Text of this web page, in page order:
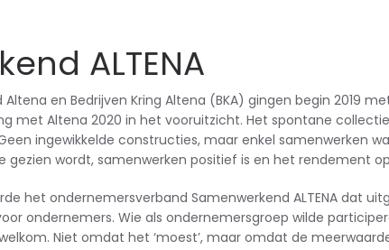
ALTENA
en Bedrijven Kring Altena (BKA) gingen begin 2019
met Altena 2020 in het vooruitzicht. Het spontane
ingewikkelde constructies, maar enkel samenwerken
wordt, samenwerken positief is en het rendement
het ondernemersverband Samenwerkend ALTENA dat
ondernemers. Wie als ondernemersgroep wilde
welkom. Niet omdat het ‘moest’, maar omdat de